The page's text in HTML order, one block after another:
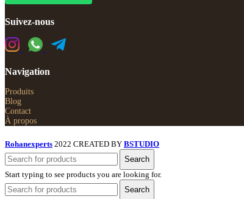
Suivez-nous
Navigation
Produits
Blog
Contact
À propos
Rohanexperts 2022 CREATED BY BSTUDIO
Search
Start typing to see products you are looking for.
Search